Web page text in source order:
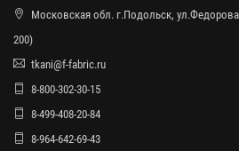
Московская обл. г.Подольск,
200)
tkani@f-fabric.ru
8-800-302-30-15
8-499-408-20-84
8-964-642-69-43